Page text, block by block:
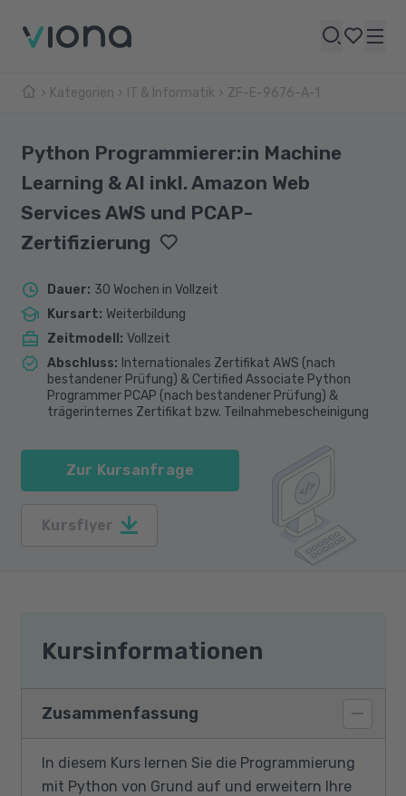
Kategorien IT & Informatik ZF-E-9676-A-1
Python Programmierer:in Machine
Learning & AI inkl. Amazon Web
Services AWS und PCAP-
Zertifizierung
Dauer: 30 Wochen in Vollzeit
Kursart: Weiterbildung
Zeitmodell : Vollzeit
Abschluss: Internationales Zertifikat AWS (nach
bestandener Prüfung) & Certified Associate Python
Programmer PCAP (nach bestandener Prüfung) &
trägerinternes Zertifikat bzw. Teilnahmebescheinigung
Zur Kursanfrage
Kursflyer
Kursinformationen
Zusammenfassung
In diesem Kurs lernen Sie die Programmierung
mit Python von Grund auf und erweitern Ihre